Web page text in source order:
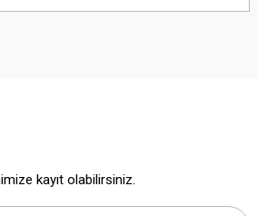
öneri formunu kullanarak tarafımıza
alternatifler olmalı.
kayıt olabilirsiniz.